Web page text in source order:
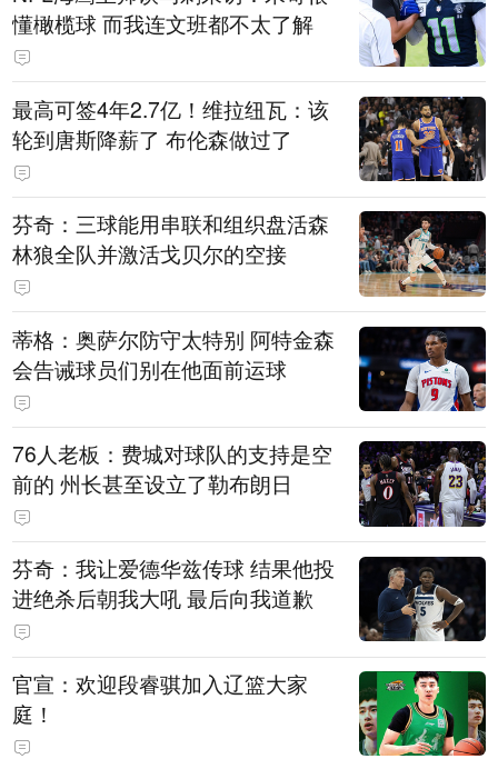
懂橄榄球 而我连文班都不太了解
最高可签4年2.7亿！维拉纽瓦：该
轮到唐斯降薪了 布伦森做过了
芬奇：三球能用串联和组织盘活森
林狼全队并激活戈贝尔的空接
蒂格：奥萨尔防守太特别 阿特金森
会告诫球员们别在他面前运球
76人老板：费城对球队的支持是空
前的 州长甚至设立了勒布朗日
芬奇：我让爱德华兹传球 结果他投
进绝杀后朝我大吼 最后向我道歉
官宣：欢迎段睿骐加入辽篮大家
庭！